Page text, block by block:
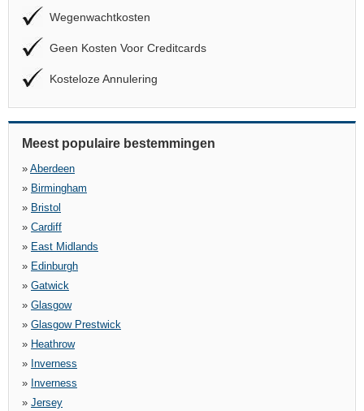
Wegenwachtkosten
Geen Kosten Voor Creditcards
Kosteloze Annulering
Meest populaire bestemmingen
» Aberdeen
» Birmingham
» Bristol
» Cardiff
» East Midlands
» Edinburgh
» Gatwick
» Glasgow
» Glasgow Prestwick
» Heathrow
» Inverness
» Inverness
» Jersey